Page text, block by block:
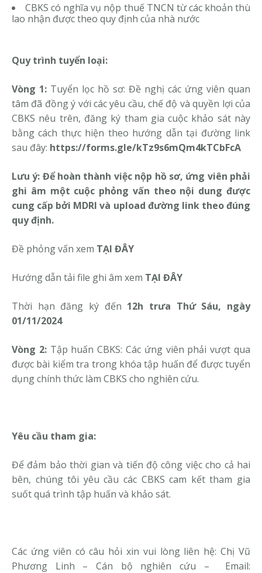
CBKS có nghĩa vụ nộp thuế TNCN từ các khoản thù
lao nhận được theo quy định của nhà nước
Quy trình tuyển loại:
Vòng 1: Tuyển lọc hồ sơ: Đề nghị các ứng viên quan
tâm đã đồng ý với các yêu cầu, chế độ và quyền lợi của
CBKS nêu trên, đăng ký tham gia cuộc khảo sát này
bằng cách thực hiện theo hướng dẫn tại đường link
sau đây: https://forms.gle/kTz9s6mQm4kTCbFcA
Lưu ý: Để hoàn thành việc nộp hồ sơ, ứng viên phải
ghi âm một cuộc phỏng vấn theo nội dung được
cung cấp bởi MDRI và upload đường link theo đúng
quy định.
Đề phỏng vấn xem TẠI ĐÂY
Hướng dẫn tải file ghi âm xem TẠI ĐÂY
Thời hạn đăng ký đến 12h trưa Thứ Sáu, ngày
01/11/2024
Vòng 2:Tập huấn CBKS: Các ứng viên phải vượt qua
được bài kiểm tra trong khóa tập huấn để được tuyển
dụng chính thức làm CBKS cho nghiên cứu.
Yêu cầu tham gia:
Để đảm bảo thời gian và tiến độ công việc cho cả hai
bên, chúng tôi yêu cầu các CBKS cam kết tham gia
suốt quá trình tập huấn và khảo sát.
Các ứng viên có câu hỏi xin vui lòng liên hệ: Chị Vũ
Phương Linh – Cán bộ nghiên cứu – Email: